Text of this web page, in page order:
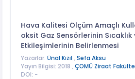
Hava Kalitesi Ölçüm Amaçlı
oksit Gaz Sensörlerinin Sıcaklık
Etkileşimlerinin Belirlenmesi
Yazarlar: Ünal Kızıl , Sefa Aksu
Yayın Bilgisi: 2018 , ÇOMÜ Ziraat
DOI: -